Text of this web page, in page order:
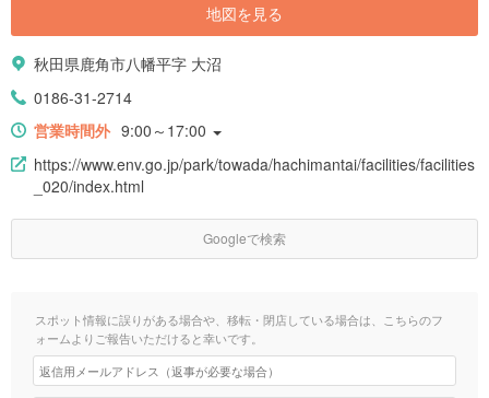
地図を見る
秋田県鹿角市八幡平字 大沼
0186-31-2714
営業時間外 9:00～17:00
https://www.env.go.jp/park/towada/hachimantai/facilities/facilities
_020/index.html
Googleで検索
スポット情報に誤りがある場合や、移転・閉店している場合は、こちらのフ
ォームよりご報告いただけると幸いです。